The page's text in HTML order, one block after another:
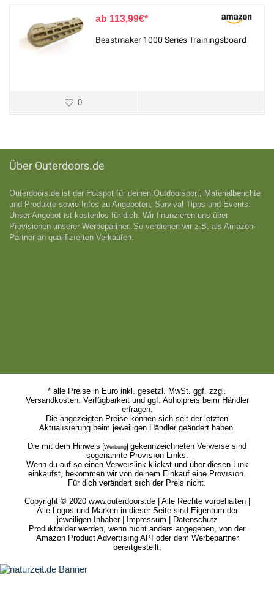
113,99€
Beastmaker 1000 Series Trainingsboard
0
Über Outerdoors.de
Outerdoors.de ist der Hotspot für deinen Outdoorsport, Materialberichte
und Produkte sowie Infos zu Angeboten, Survival Tipps und Events.
Unser Angebot ist kostenlos für dich. Wir finanzieren uns über
Provisionen unserer Werbepartner. So verdienen wir z.B. als Amazon-
Partner an qualifizıerten Verkäufen.
* alle Preise in Euro inkl. gesetzl. MwSt. ggf. zzgl.
Versandkosten. Verfügbarkeit und ggf. Abholpreis beim Händler
erfragen.
Die angezeigten Preise können sich seit der letzten
Aktualısıerung beim jeweiligen Händler geändert haben.
Die mit dem Hinweis
gekennzeichneten Verweıse sind
sogenannte Provısıon-Lınks.
Wenn du auf so einen Verweıslink klickst und über diesen Lınk
einkaufst, bekommen wir von deinem Einkauf eine Provısıon.
Für dich verändert sıch der Preis nicht.
Copyright © 2020 www.outerdoors.de | Alle Rechte vorbehalten |
Alle Logos und Marken in dieser Seite sind Eigentum der
jeweiligen Inhaber |
Impressum
Datenschutz
Produktbılder werden, wenn nıcht anders angegeben, von der
Amazon Product Advertısıng API oder dem Werbepartner
bereıtgestellt.